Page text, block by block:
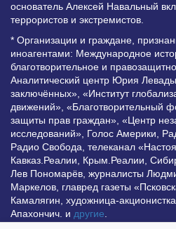
основатель Алексей Навальный
террористов и экстремистов.
* Организации и граждане,
иноагентами: Международное
благотворительное и
Аналитический центр Юрия
заключённых», «Институт
движений», «Благотворительный
защиты прав граждан», «Центр
исследований», Голос Америки,
Радио Свобода, телеканал
Кавказ.Реалии, Крым.Реалии,
Лев Пономарёв, журналисты
Маркелов, главред газеты
Камалягин, художница-
Апахончич. и другие.